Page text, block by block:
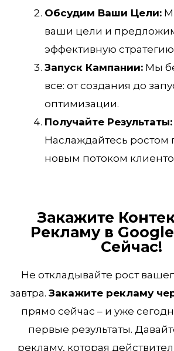
Обсудим Ваши Цели:
ваши цели и
эффективную
Запуск Кампании: Мы
все: от создания до
оптимизации.
Получайте Результаты:
Наслаждайтесь ростом
новым потоком
Закажите
Рекламу в
Сейчас!
Не откладывайте рост
завтра. Закажите рекламу
прямо сейчас – и уже
первые результаты.
рекламу, которая